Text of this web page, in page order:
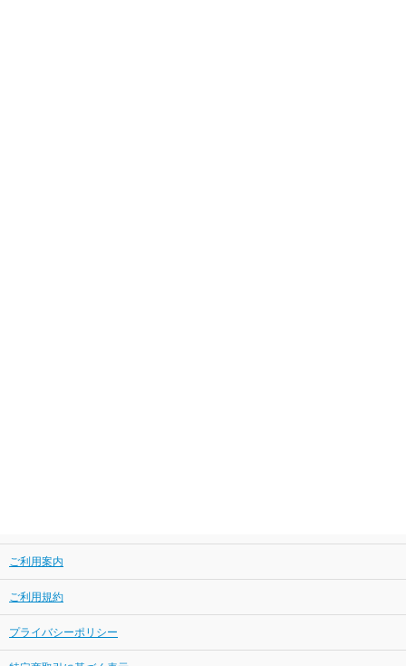
ご利用案内
ご利用規約
プライバシーポリシー